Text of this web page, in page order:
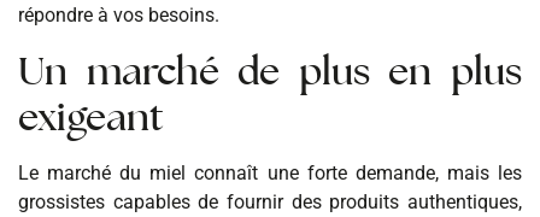
répondre à vos besoins.
Un marché de plus en plus
exigeant
Le marché du miel connaît une forte demande, mais les
grossistes capables de fournir des produits authentiques,